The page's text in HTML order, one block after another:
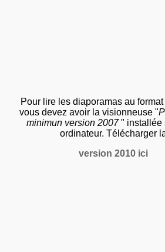
Pour lire les diaporamas au
vous devez avoir la visionneuse "
minimun version 2007" installée
ordinateur. Télécharger
version 2010 ici